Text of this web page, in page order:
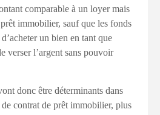
comparable à un loyer mais
immobilier, sauf que les fonds
un bien en tant que
verser l’argent sans pouvoir
donc être déterminants dans
contrat de prêt immobilier, plus